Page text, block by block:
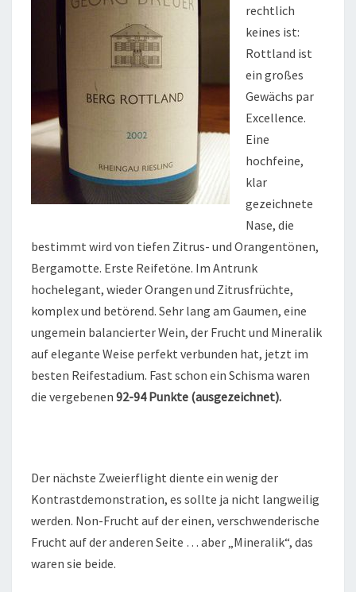
rechtlich
keines ist:
Rottland ist
ein großes
Gewächs par
Excellence.
Eine
hochfeine,
klar
gezeichnete
Nase, die
bestimmt wird von tiefen Zitrus- und Orangentönen,
Bergamotte. Erste Reifetöne. Im Antrunk
hochelegant, wieder Orangen und Zitrusfrüchte,
komplex und betörend. Sehr lang am Gaumen, eine
ungemein balancierter Wein, der Frucht und Mineralik
auf elegante Weise perfekt verbunden hat, jetzt im
besten Reifestadium. Fast schon ein Schisma waren
die vergebenen 92-94 Punkte (ausgezeichnet).
Der nächste Zweierflight diente ein wenig der
Kontrastdemonstration, es sollte ja nicht langweilig
werden. Non-Frucht auf der einen, verschwenderische
Frucht auf der anderen Seite … aber „Mineralik“, das
waren sie beide.